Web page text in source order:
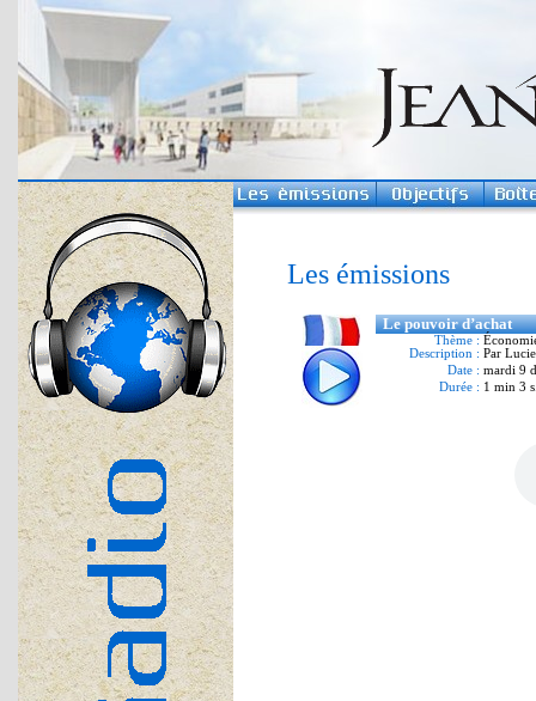
Les émissions
Le pouvoir d’achat
Thème :
Description : Par
Date : mardi 9
Durée : 1 min 3